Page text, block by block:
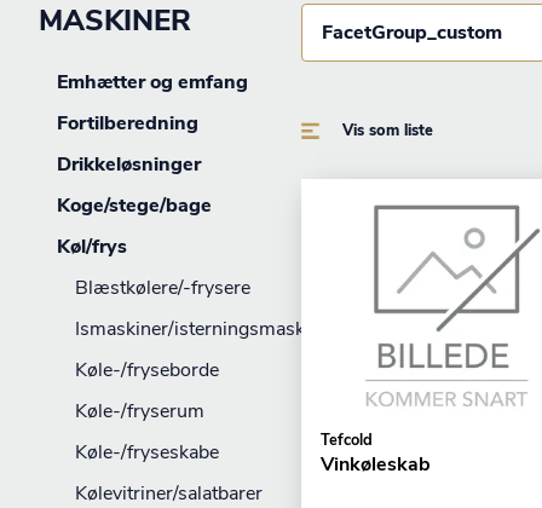
MASKINER
Emhætter og emfang
Fortilberedning
Drikkeløsninger
Koge/stege/bage
Køl/frys
Blæstkølere/-frysere
Ismaskiner/isterningsmaskiner
Køle-/fryseborde
Køle-/fryserum
Køle-/fryseskabe
Kølevitriner/salatbarer
FacetGroup_custom
Vis som liste
Tefcold
Vinkøleskab